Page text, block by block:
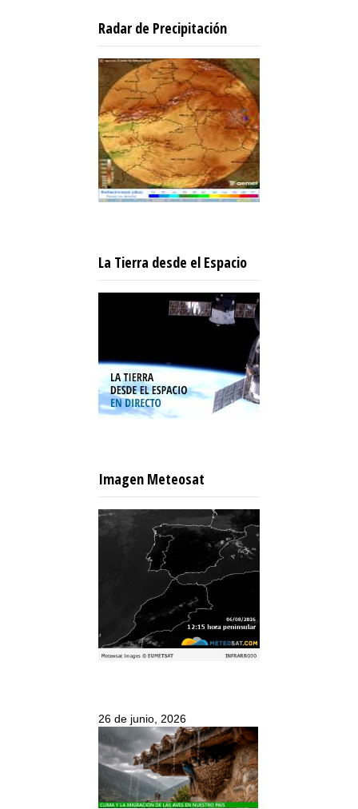
Radar de Precipitación
La Tierra desde el Espacio
Imagen Meteosat
26 de junio, 2026